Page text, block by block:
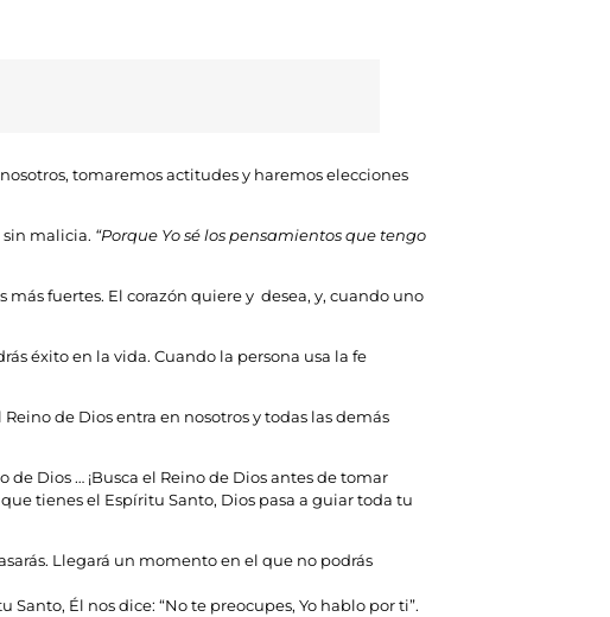
tomaremos actitudes y haremos elecciones
sin malicia. “Porque Yo sé los pensamientos que tengo
más fuertes. El corazón quiere y desea, y, cuando uno
éxito en la vida. Cuando la persona usa la fe
de Dios entra en nosotros y todas las demás
Dios … ¡Busca el Reino de Dios antes de tomar
tienes el Espíritu Santo, Dios pasa a guiar toda tu
Llegará un momento en el que no podrás
Él nos dice: “No te preocupes, Yo hablo por ti”.